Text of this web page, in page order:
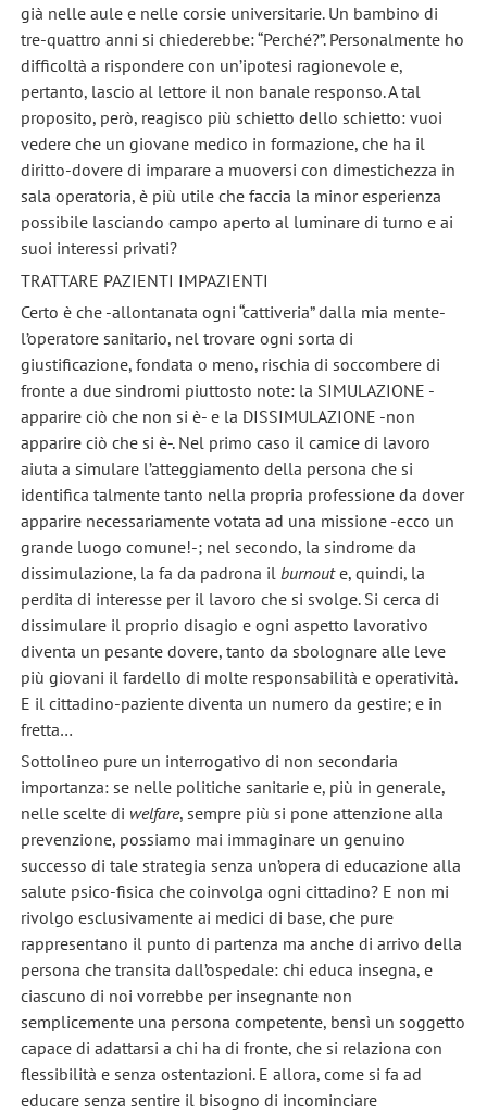
già nelle aule e nelle corsie universitarie. Un bambino di
tre-quattro anni si chiederebbe: “Perché?”. Personalmente ho
difficoltà a rispondere con un’ipotesi ragionevole e,
pertanto, lascio al lettore il non banale responso. A tal
proposito, però, reagisco più schietto dello schietto: vuoi
vedere che un giovane medico in formazione, che ha il
diritto-dovere di imparare a muoversi con dimestichezza in
sala operatoria, è più utile che faccia la minor esperienza
possibile lasciando campo aperto al luminare di turno e ai
suoi interessi privati?
TRATTARE PAZIENTI IMPAZIENTI
Certo è che -allontanata ogni “cattiveria” dalla mia mente-
l’operatore sanitario, nel trovare ogni sorta di
giustificazione, fondata o meno, rischia di soccombere di
fronte a due sindromi piuttosto note: la SIMULAZIONE -
apparire ciò che non si è- e la DISSIMULAZIONE -non
apparire ciò che si è-. Nel primo caso il camice di lavoro
aiuta a simulare l’atteggiamento della persona che si
identifica talmente tanto nella propria professione da dover
apparire necessariamente votata ad una missione -ecco un
grande luogo comune!-; nel secondo, la sindrome da
dissimulazione, la fa da padrona il burnoute, quindi, la
perdita di interesse per il lavoro che si svolge. Si cerca di
dissimulare il proprio disagio e ogni aspetto lavorativo
diventa un pesante dovere, tanto da sbolognare alle leve
più giovani il fardello di molte responsabilità e operatività.
E il cittadino-paziente diventa un numero da gestire; e in
fretta…
Sottolineo pure un interrogativo di non secondaria
importanza: se nelle politiche sanitarie e, più in generale,
nelle scelte di welfare, sempre più si pone attenzione alla
prevenzione, possiamo mai immaginare un genuino
successo di tale strategia senza un’opera di educazione alla
salute psico-fisica che coinvolga ogni cittadino? E non mi
rivolgo esclusivamente ai medici di base, che pure
rappresentano il punto di partenza ma anche di arrivo della
persona che transita dall’ospedale: chi educa insegna, e
ciascuno di noi vorrebbe per insegnante non
semplicemente una persona competente, bensì un soggetto
capace di adattarsi a chi ha di fronte, che si relaziona con
flessibilità e senza ostentazioni. E allora, come si fa ad
educare senza sentire il bisogno di incominciare